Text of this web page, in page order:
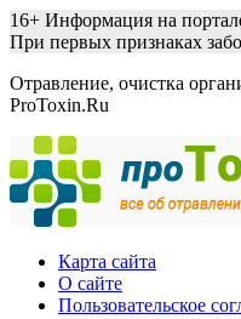
16+ Информация на
При первых признаках
Отравление, очистка
ProToxin.Ru
Карта сайта
О сайте
Пользовательское